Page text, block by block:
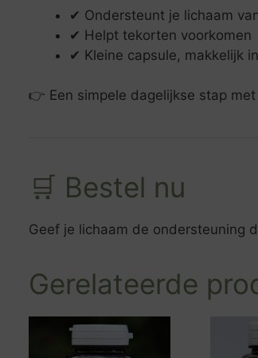
✔ Ondersteunt je lichaam
✔ Helpt tekorten voorkomen
✔ Kleine capsule, makkelijk
👉 Een simpele dagelijkse stap
🛒 Bestel nu
Geef je lichaam de ondersteuning
Gerelateerde